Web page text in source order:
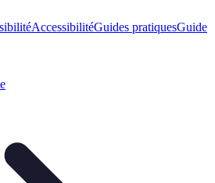
AccessibilitéGuides pratiquesGuide